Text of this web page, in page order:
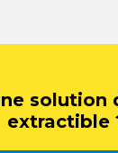
solution
extractible